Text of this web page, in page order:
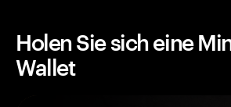
Holen Sie sich eine
Wallet